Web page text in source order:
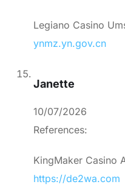
Legiano Casino
ynmz.yn.gov.cn
Janette
10/07/2026
References:
KingMaker Casino
https://de2wa.com